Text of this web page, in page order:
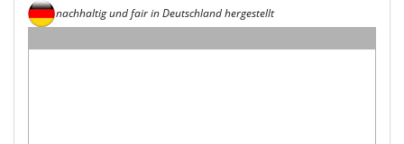
nachhaltig und fair in Deutschland hergestellt